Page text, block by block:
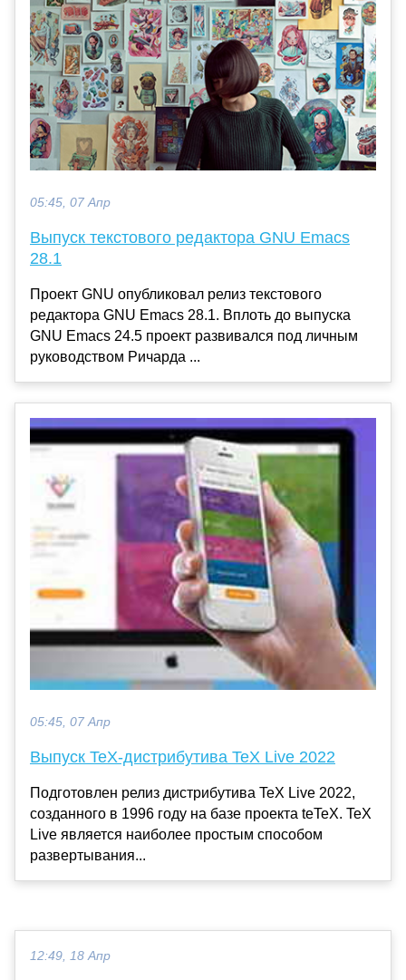
05:45, 07 Апр
Выпуск текстового редактора GNU Emacs
28.1
Проект GNU опубликовал релиз текстового
редактора GNU Emacs 28.1. Вплоть до выпуска
GNU Emacs 24.5 проект развивался под личным
руководством Ричарда ...
05:45, 07 Апр
Выпуск TeX-дистрибутива TeX Live 2022
Подготовлен релиз дистрибутива TeX Live 2022,
созданного в 1996 году на базе проекта teTeX. TeX
Live является наиболее простым способом
развертывания...
12:49, 18 Апр